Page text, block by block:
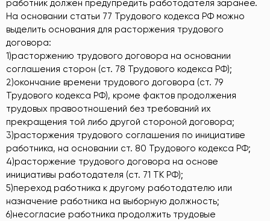
работник должен предупредить работодателя заранее.
На основании статьи 77 Трудового кодекса РФ можно
выделить основания для расторжения трудового
договора:
1)расторжению трудового договора на основании
соглашения сторон (ст. 78 Трудового кодекса РФ);
2)окончание времени трудового договора (ст. 79
Трудового кодекса РФ), кроме фактов продолжения
трудовых правоотношений без требований их
прекращения той либо другой стороной договора;
3)расторжения трудового соглашения по инициативе
работника, на основании ст. 80 Трудового кодекса РФ;
4)расторжение трудового договора на основе
инициативы работодателя (ст. 71 ТК РФ);
5)переход работника к другому работодателю или
назначение работника на выборную должность;
6)несогласие работника продолжить трудовые